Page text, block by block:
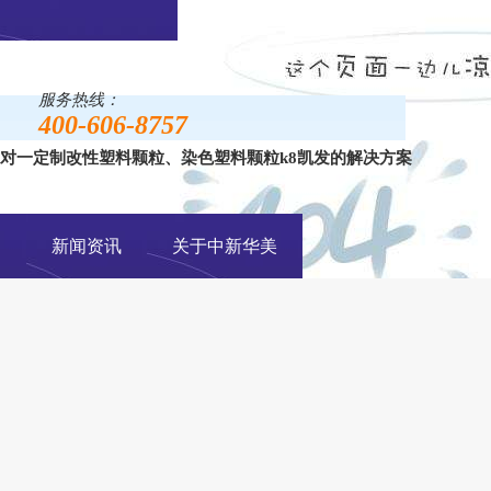
手机网站
服务热线：
400-606-8757
一定制改性塑料颗粒、染色塑料颗粒k8凯发的解决方案
新闻资讯 关于中新华美